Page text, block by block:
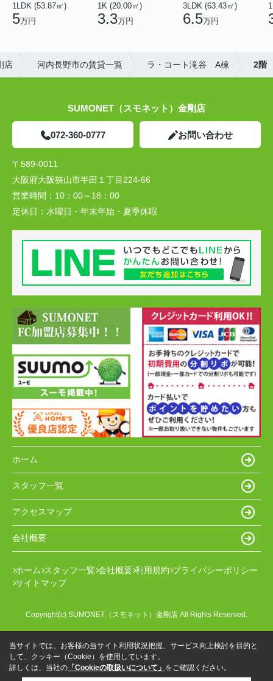
1LDK (53.87㎡)
5万円
1K (20.00㎡)
3.3万円
3LDK (63.43㎡)
6.5万円
店 河内長野市の賃貸一覧 ラ・コート滝谷 A棟 2階
SUMONET（スモネット）金剛店
072-360-0777 お問い合わせ
〒589-0011
大阪府大阪狭山市半田１丁目224-66
営業時間： 10：00～18：00
定休日： 水曜日・年末年始・夏季休暇
ホーム
スタッフ一覧
アクセスマップ
会社概要
ホーム スタッフ一覧 会社概要 利用規約 プライバシーポリシー
サイトマップ
Copyright(c) SUMONET（スモネット）金剛店 All Rights Reserved.
当サイトでは、お客様の当サイト利用状況把握、サービス向上検討を目的と
して、クッキー（Cookie）を使用しています。
詳しくは、当社の 「Cookieの取扱いについて」 をご確認ください。